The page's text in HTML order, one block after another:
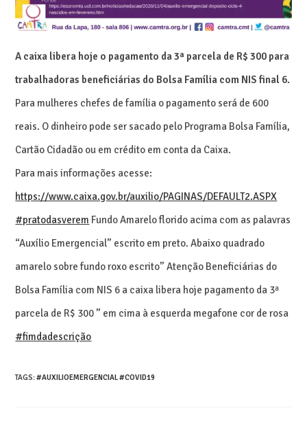
A caixa libera hoje o pagamento da 3ª parcela de R$ 300 para
trabalhadoras beneficiárias do Bolsa Família com NIS final 6.
Para mulheres chefes de família o pagamento será de 600
reais. O dinheiro pode ser sacado pelo Programa Bolsa Família,
Cartão Cidadão ou em crédito em conta da Caixa.
Para mais informações acesse:
https://www.caixa.gov.br/auxilio/PAGINAS/DEFAULT2.ASPX
#pratodasverem Fundo Amarelo florido acima com as palavras
“Auxílio Emergencial” escrito em preto. Abaixo quadrado
amarelo sobre fundo roxo escrito” Atenção Beneficiárias do
Bolsa Família com NIS 6 a caixa libera hoje pagamento da 3ª
parcela de R$ 300 ” em cima à esquerda megafone cor de rosa
#fimdadescrição
TAGS:#AUXILIOEMERGENCIAL #COVID19